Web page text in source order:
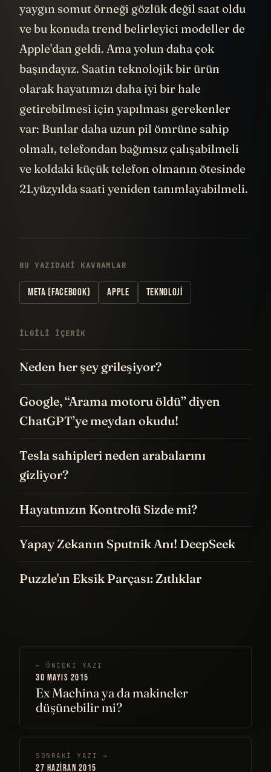
yaygın somut örneği gözlük değil saat oldu
ve bu konuda trend belirleyici modeller de
Apple'dan geldi. Ama yolun daha çok
başındayız. Saatin teknolojik bir ürün
olarak hayatımızı daha iyi bir hale
getirebilmesi için yapılması gerekenler
var: Bunlar daha uzun pil ömrüne sahip
olmalı, telefondan bağımsız çalışabilmeli
ve koldaki küçük telefon olmanın ötesinde
21.yüzyılda saati yeniden tanımlayabilmeli.
BU YAZIDAKI KAVRAMLAR
META (FACEBOOK) APPLE TEKNOLOJI
İLGILI IÇERIK
Neden her şey grileşiyor?
Google, “Arama motoru öldü” diyen
ChatGPT’ye meydan okudu!
Tesla sahipleri neden arabalarını
gizliyor?
Hayatınızın Kontrolü Sizde mi?
Yapay Zekanın Sputnik Anı! DeepSeek
Puzzle'ın Eksik Parçası: Zıtlıklar
← ÖNCEKI YAZI
30 MAYIS 2015
Ex Machina ya da makineler
düşünebilir mi?
SONRAKI YAZI →
27 HAZIRAN 2015